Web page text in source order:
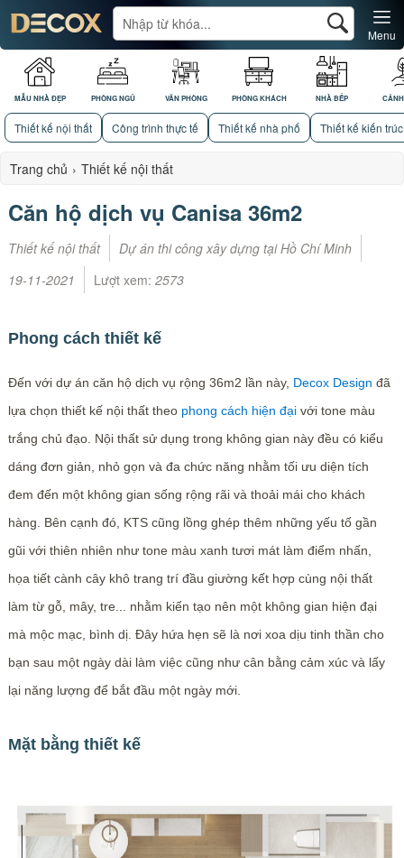
MẪU NHÀ ĐẸP PHÒNG NGỦ VĂN PHÒNG PHÒNG KHÁCH NHÀ BẾP
Menu
Thiết kế nội thất Công trình thực tế Thiết kế nhà phố Thiết kế kiến trúc
Trang chủ › Thiết kế nội thất
Căn hộ dịch vụ Canisa 36m2
Thiết kế nội thất
Dự án thi công xây dựng tại Hồ Chí Minh
19-11-2021
Lượt xem: 2573
Phong cách thiết kế
Đến với dự án căn hộ dịch vụ rộng 36m2 lần này, Decox Design đã
lựa chọn thiết kế nội thất theo phong cách hiện đạivới tone màu
trắng chủ đạo. Nội thất sử dụng trong không gian này đều có kiểu
dáng đơn giản, nhỏ gọn và đa chức năng nhằm tối ưu diện tích
đem đến một không gian sống rộng rãi và thoải mái cho khách
hàng. Bên cạnh đó, KTS cũng lồng ghép thêm những yếu tố gần
gũi với thiên nhiên như tone màu xanh tươi mát làm điểm nhấn,
họa tiết cành cây khô trang trí đầu giường kết hợp cùng nội thất
làm từ gỗ, mây, tre... nhằm kiến tạo nên một không gian hiện đại
mà mộc mạc, bình dị. Đây hứa hẹn sẽ là nơi xoa dịu tinh thần cho
bạn sau một ngày dài làm việc cũng như cân bằng cảm xúc và lấy
lại năng lượng để bắt đầu một ngày mới.
Mặt bằng thiết kế